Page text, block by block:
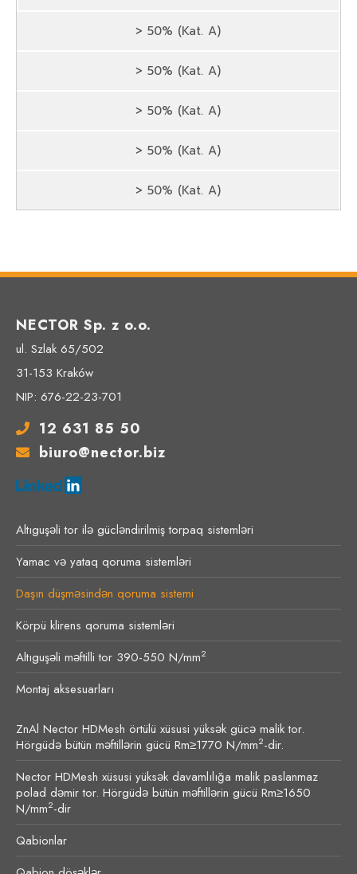
> 50% (Kat. A)
> 50% (Kat. A)
> 50% (Kat. A)
> 50% (Kat. A)
> 50% (Kat. A)
NECTOR Sp. z o.o.
ul. Szlak 65/502
31-153 Kraków
NIP: 676-22-23-701
12 631 85 50
biuro@nector.biz
Altıguşəli tor ilə gücləndirilmiş torpaq sistemləri
Yamac və yataq qoruma sistemləri
Daşın düşməsindən qoruma sistemi
Körpü klirens qoruma sistemləri
Altıguşəli məftilli tor 390-550 N/mm2
Montaj aksesuarları
ZnAl Nector HDMesh örtülü xüsusi yüksək gücə malik tor.
Hörgüdə bütün məftillərin gücü Rm≥1770 N/mm2-dir.
Nector HDMesh xüsusi yüksək davamlılığa malik paslanmaz
polad dəmir tor. Hörgüdə bütün məftillərin gücü Rm≥1650
N/mm2-dir
Qabionlar